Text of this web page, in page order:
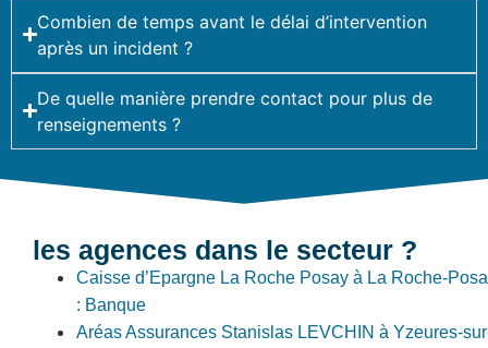
Combien de temps avant le délai d’intervention
après un incident ?
De quelle manière prendre contact pour plus de
renseignements ?
les agences dans le secteur ?
Caisse d’Epargne La Roche Posay à La Roche-
: Banque
Aréas Assurances Stanislas LEVCHIN à Yzeures-